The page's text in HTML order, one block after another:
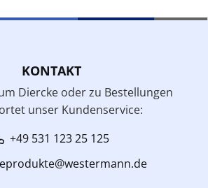
KONTAKT
Diercke oder zu Bestellungen
unser Kundenservice:
+49 531 123 25 125